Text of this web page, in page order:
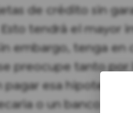
de crédito sin
tendrá el mayor
embargo, tenga
preocupe tanto
esa hipoteca
o un banco con